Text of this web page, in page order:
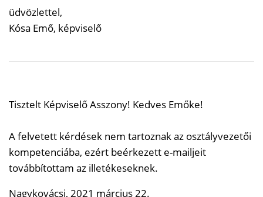
üdvözlettel,
Kósa Emő, képviselő
Tisztelt Képviselő Asszony! Kedves Emőke!
A felvetett kérdések nem tartoznak az osztályvezetői
kompetenciába, ezért beérkezett e-mailjeit
továbbítottam az illetékeseknek.
Nagykovácsi, 2021 március 22.